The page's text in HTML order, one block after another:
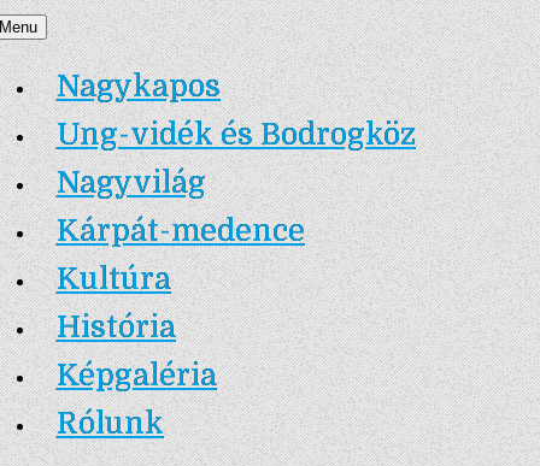
Skip
to
content
Nagykapos.ma
Nagykapos
Ung-vidék és Bodrogköz
Nagyvilág
Kárpát-medence
Kultúra
História
Képgaléria
Rólunk